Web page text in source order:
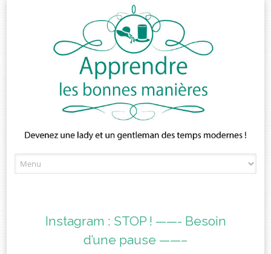
to
Instagram : STOP ! ——- Besoin
d’une pause ——–